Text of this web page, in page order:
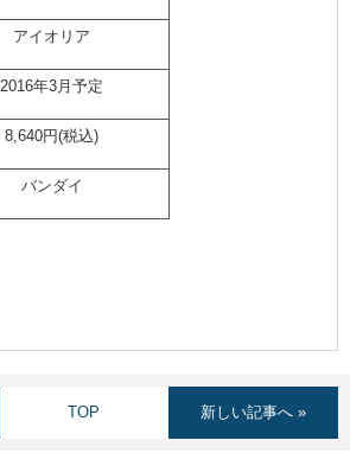
アイオリア
2016年3月予定
8,640円(税込)
バンダイ
TOP 新しい記事へ »